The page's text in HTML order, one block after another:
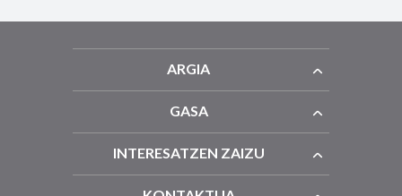
ARGIA
GASA
INTERESATZEN ZAIZU